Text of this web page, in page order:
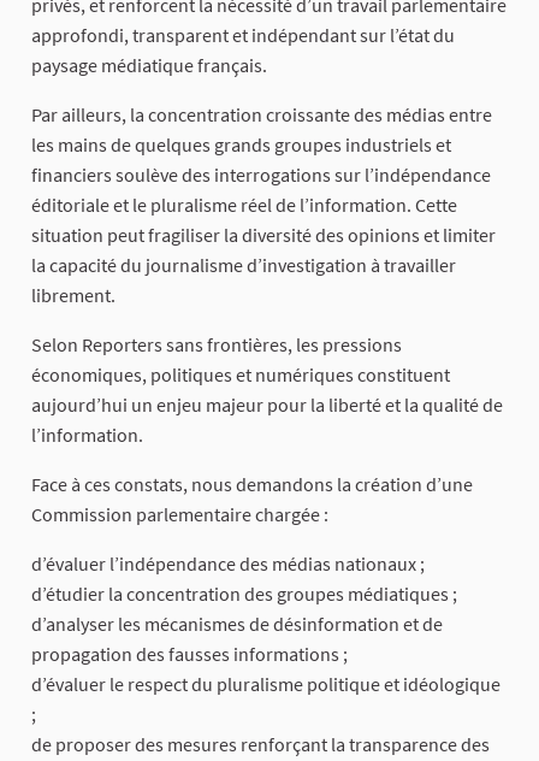
privés, et renforcent la nécessité d’un travail parlementaire
approfondi, transparent et indépendant sur l’état du
paysage médiatique français.
Par ailleurs, la concentration croissante des médias entre
les mains de quelques grands groupes industriels et
financiers soulève des interrogations sur l’indépendance
éditoriale et le pluralisme réel de l’information. Cette
situation peut fragiliser la diversité des opinions et limiter
la capacité du journalisme d’investigation à travailler
librement.
Selon Reporters sans frontières, les pressions
économiques, politiques et numériques constituent
aujourd’hui un enjeu majeur pour la liberté et la qualité de
l’information.
Face à ces constats, nous demandons la création d’une
Commission parlementaire chargée :
d’évaluer l’indépendance des médias nationaux ;
d’étudier la concentration des groupes médiatiques ;
d’analyser les mécanismes de désinformation et de
propagation des fausses informations ;
d’évaluer le respect du pluralisme politique et idéologique
;
de proposer des mesures renforçant la transparence des